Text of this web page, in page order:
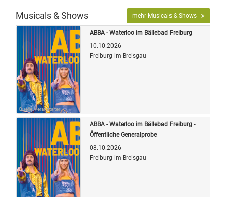
Musicals & Shows mehr Musicals & Shows
Quelle: Veranstalter
ABBA - Waterloo im Bällebad Freiburg
10.10.2026
Freiburg im Breisgau
ABBA - Waterloo im Bällebad Freiburg -
Öffentliche Generalprobe
08.10.2026
Freiburg im Breisgau